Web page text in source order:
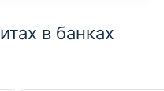
в банках